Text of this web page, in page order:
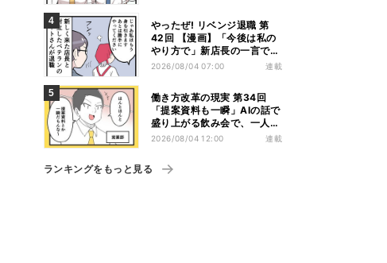
やったぜ! リベンジ退職 第
42回 【漫画】「今後は私の
やり方で」新店長の一言でベ
テラン退職→崩壊した現場
2026/08/04 07:00 連載
働き方改革の現実 第34回
「提案資料も一瞬」AIの話で
盛り上がる飲み会で、一人だ
け笑えなかった理由
2026/08/04 12:00 連載
ランキングをもっと見る